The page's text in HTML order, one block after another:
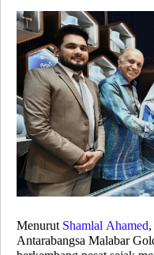
Menurut Shamlal Ahamed
Antarabangsa Malabar